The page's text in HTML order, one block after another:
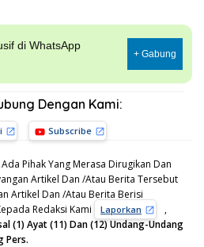
di WhatsApp
+ Gabung
Dengan Kami:
Subscribe
Pihak Yang Merasa Dirugikan Dan
Artikel Dan /Atau Berita Tersebut
Artikel Dan /Atau Berita Berisi
Redaksi Kami
Laporkan
,
(1) Ayat (11) Dan (12) Undang-Undang
Pers.